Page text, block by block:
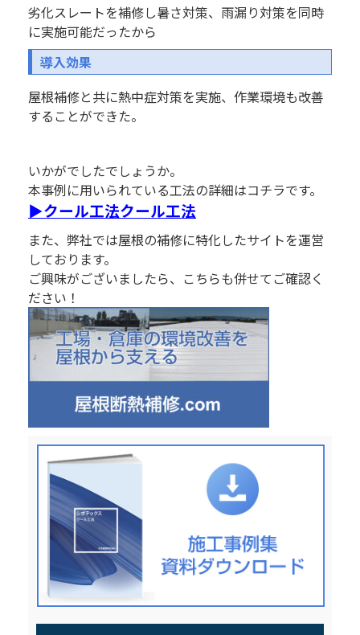
劣化スレートを補修し暑さ対策、雨漏り対策を同時
に実施可能だったから
導入効果
屋根補修と共に熱中症対策を実施、作業環境も改善
することができた。
いかがでしたでしょうか。
本事例に用いられている工法の詳細はコチラです。
▶クール工法クール工法
また、弊社では屋根の補修に特化したサイトを運営
しております。
ご興味がございましたら、こちらも併せてご確認く
ださい！